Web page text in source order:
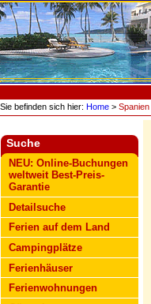
Sie befinden sich hier: Home > Spanien
Suche
NEU: Online-Buchungen
weltweit Best-Preis-
Garantie
Detailsuche
Ferien auf dem Land
Campingplätze
Ferienhäuser
Ferienwohnungen